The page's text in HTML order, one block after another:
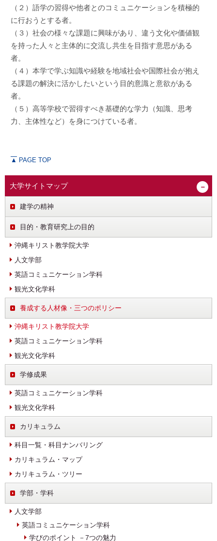
（２）語学の習得や他者とのコミュニケーションを積極的
に行おうとする者。
（３）社会の様々な課題に興味があり、違う文化や価値観
を持った人々と主体的に交流し共生を目指す意思がある
者。
（４）本学で学ぶ知識や経験を地域社会や国際社会が抱え
る課題の解決に活かしたいという目的意識と意欲がある
者。
（５）高等学校で習得すべき基礎的な学力（知識、思考
力、主体性など）を身につけている者。
▲ PAGE TOP
大学サイトマップ
建学の精神
目的・教育研究上の目的
沖縄キリスト教学院大学
人文学部
英語コミュニケーション学科
観光文化学科
養成する人材像・三つのポリシー
沖縄キリスト教学院大学
英語コミュニケーション学科
観光文化学科
学修成果
英語コミュニケーション学科
観光文化学科
カリキュラム
科目一覧・科目ナンバリング
カリキュラム・マップ
カリキュラム・ツリー
学部・学科
人文学部
英語コミュニケーション学科
学びのポイント －7つの魅力